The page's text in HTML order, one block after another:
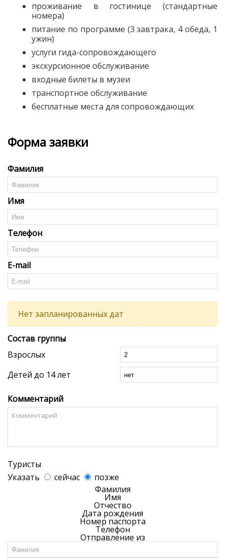
проживание в гостинице (стандартные
номера)
питание по программе (3 завтрака, 4 обеда, 1
ужин)
услуги гида-сопровождающего
экскурсионное обслуживание
входные билеты в музеи
транспортное обслуживание
бесплатные места для сопровождающих
Форма заявки
Фамилия
Имя
Телефон
E-mail
Нет запланированных дат
Состав группы
Взрослых
Детей до 14 лет
Комментарий
Туристы
Указать
сейчас
позже
Фамилия
Имя
Отчество
Дата рождения
Номер паспорта
Телефон
Отправление из